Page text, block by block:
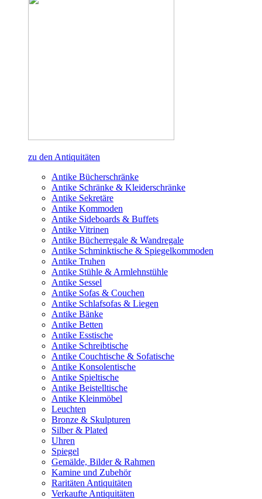
zu den Antiquitäten
Antike Bücherschränke
Antike Schränke & Kleiderschränke
Antike Sekretäre
Antike Kommoden
Antike Sideboards & Buffets
Antike Vitrinen
Antike Bücherregale & Wandregale
Antike Schminktische & Spiegelkommoden
Antike Truhen
Antike Stühle & Armlehnstühle
Antike Sessel
Antike Sofas & Couchen
Antike Schlafsofas & Liegen
Antike Bänke
Antike Betten
Antike Esstische
Antike Schreibtische
Antike Couchtische & Sofatische
Antike Konsolentische
Antike Spieltische
Antike Beistelltische
Antike Kleinmöbel
Leuchten
Bronze & Skulpturen
Silber & Plated
Uhren
Spiegel
Gemälde, Bilder & Rahmen
Kamine und Zubehör
Raritäten Antiquitäten
Verkaufte Antiquitäten